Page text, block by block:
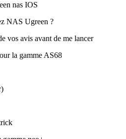
nas IOS
NAS Ugreen ?
vos avis avant de me lancer
la gamme AS68